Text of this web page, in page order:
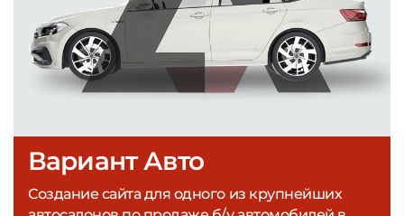
Вариант Авто
Создание сайта для одного из крупнейших